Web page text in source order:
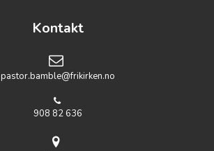
Kontakt
pastor.bamble@frikirken.no
908 82 636